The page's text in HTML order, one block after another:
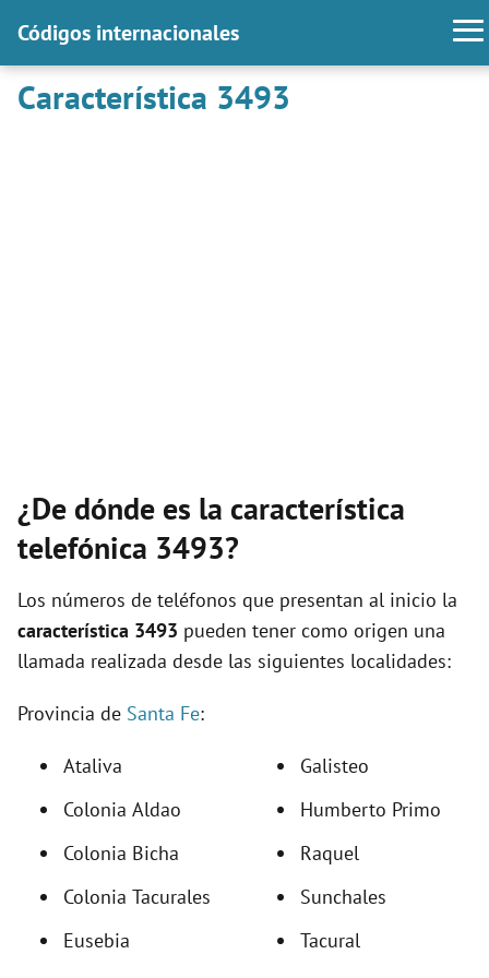
Códigos internacionales
Característica 3493
¿De dónde es la característica
telefónica 3493?
Los números de teléfonos que presentan al inicio la
característica 3493 pueden tener como origen una
llamada realizada desde las siguientes localidades:
Provincia de Santa Fe:
Ataliva
Colonia Aldao
Colonia Bicha
Colonia Tacurales
Eusebia
Galisteo
Humberto Primo
Raquel
Sunchales
Tacural